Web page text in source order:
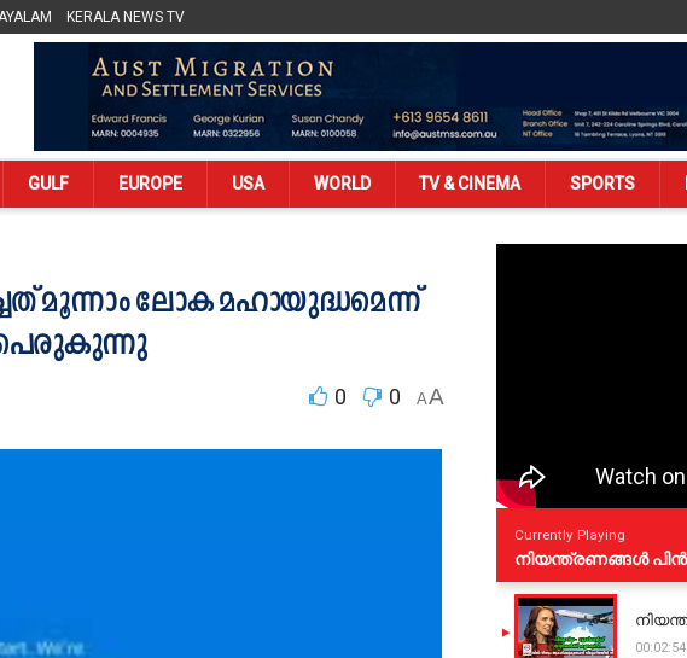
KERALA NEWS TV
GULF EUROPE USA WORLD TV & CINEMA SPORTS
മൂന്നാം ലോക മഹായുദ്ധമെന്ന്
പെരുകുന്നു
0 0 AA
Currently Playing
നിയന്ത്രണങ്ങള്‍
00:02:54